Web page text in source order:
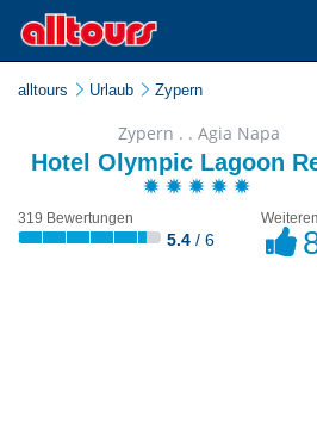
alltours Urlaub Zypern
Zypern . . Agia Napa
Hotel Olympic Lagoon
319 Bewertungen
5.4 / 6